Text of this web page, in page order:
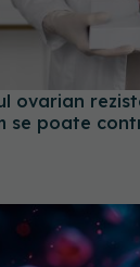
ovarian
se poate